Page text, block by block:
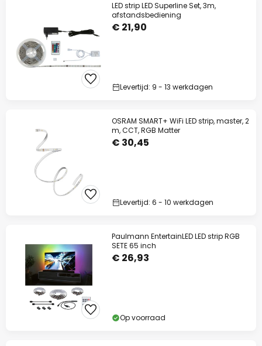
LED strip LED Superline Set, 3m,
afstandsbediening
€ 21,90
Levertijd: 9 - 13 werkdagen
OSRAM SMART+ WiFi LED strip, master, 2
m, CCT, RGB Matter
€ 30,45
Levertijd: 6 - 10 werkdagen
Paulmann EntertainLED LED strip RGB
SETE 65 inch
€ 26,93
Op voorraad